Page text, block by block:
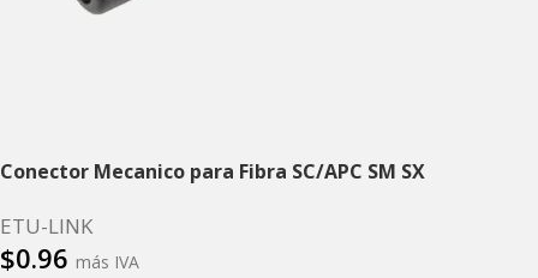
Conector Mecanico para Fibra SC/APC SM SX
ETU-LINK
$0.96 más IVA